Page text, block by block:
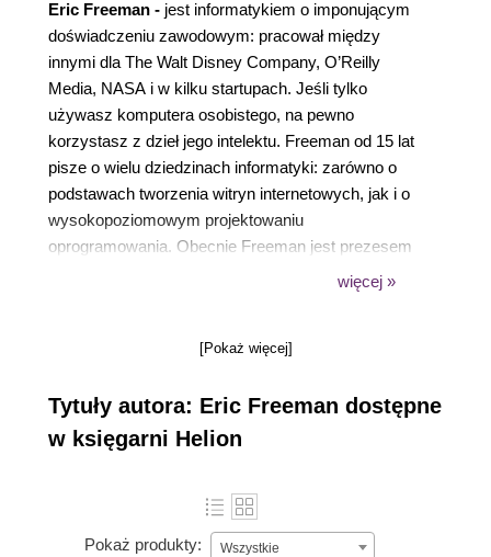
Eric Freeman - jest informatykiem o imponującym
doświadczeniu zawodowym: pracował między
innymi dla The Walt Disney Company, O’Reilly
Media, NASA i w kilku startupach. Jeśli tylko
używasz komputera osobistego, na pewno
korzystasz z dzieł jego intelektu. Freeman od 15 lat
pisze o wielu dziedzinach informatyki: zarówno o
podstawach tworzenia witryn internetowych, jak i o
wysokopoziomowym projektowaniu
oprogramowania. Obecnie Freeman jest prezesem
spółki WickedlySmart. Wraz ze swoimi ukochanymi
więcej »
[Pokaż więcej]
Tytuły autora: Eric Freeman dostępne
w księgarni Helion
Pokaż produkty: Wszystkie